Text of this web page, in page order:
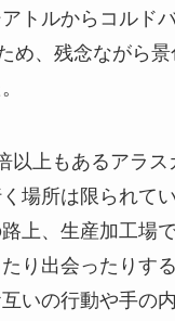
トルからコルド
め、残念ながら
以上もあるアラ
場所は限られて
上、生産加工場
り出会ったりす
いの行動や手の